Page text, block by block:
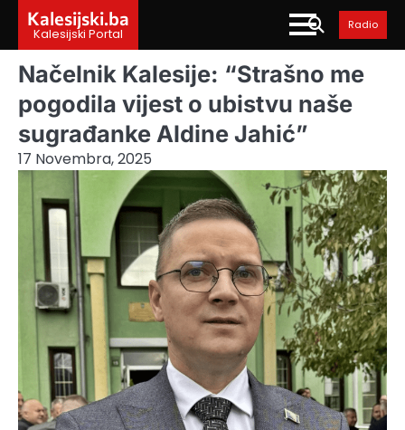
content
Kalesijski.ba
Kalesijski Portal
Radio
Načelnik Kalesije: “Strašno me
pogodila vijest o ubistvu naše
sugrađanke Aldine Jahić”
17 Novembra, 2025